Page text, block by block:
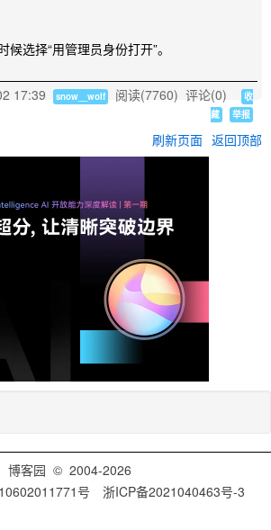
选择“用管理员身份打开”。
17:39 snow__wolf 阅读(7760) 评论(0)
收
藏
举报
刷新页面 返回顶部
博客园 © 2004-2026
号
浙ICP备2021040463号-3